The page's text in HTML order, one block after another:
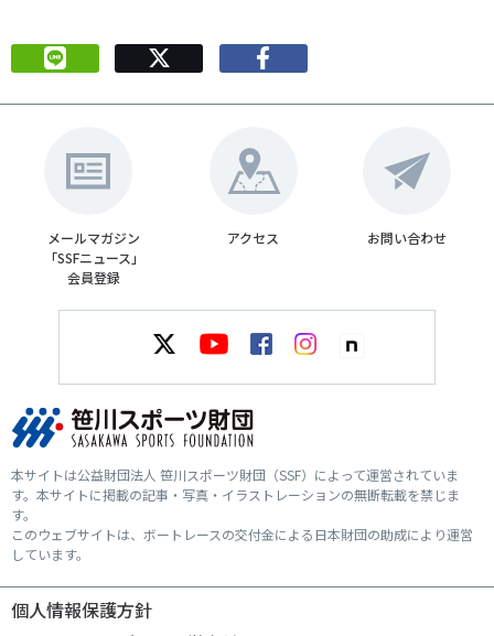
メールマガジン
「SSFニュース」
会員登録
アクセス お問い合わせ
本サイトは公益財団法人 笹川スポーツ財団（SSF）によって運営されていま
す。本サイトに掲載の記事・写真・イラストレーションの無断転載を禁じま
す。
このウェブサイトは、ボートレースの交付金による日本財団の助成により運営
しています。
個人情報保護方針